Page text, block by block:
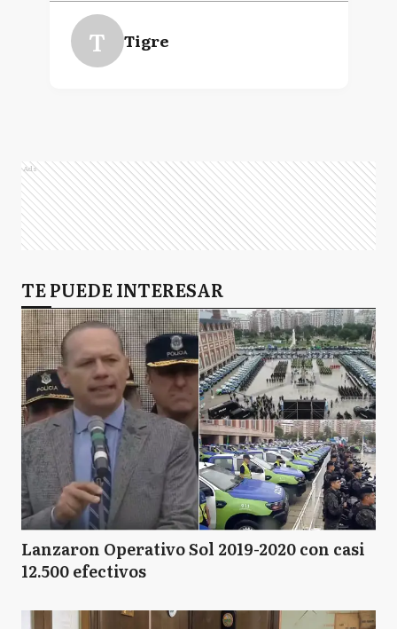
T Tigre
Ads
TE PUEDE INTERESAR
Lanzaron Operativo Sol 2019-2020 con casi
12.500 efectivos